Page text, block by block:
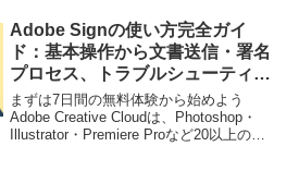
を使って、効果的なデザインを実現する
方法を一緒...
Adobe Signの使い方完全ガイ
ド：基本操作から文書送信・署名
プロセス、トラブルシューティン
グまで徹底解説
まずは7日間の無料体験から始めよう
Adobe Creative Cloudは、Photoshop・
Illustrator・Premiere Proなど20以上のア